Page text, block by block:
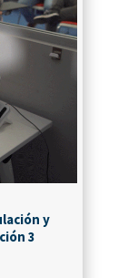
y
3